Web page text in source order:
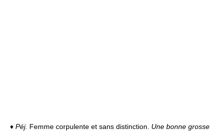
♦ Péj. Femme corpulente et sans distinction. Une bonne grosse